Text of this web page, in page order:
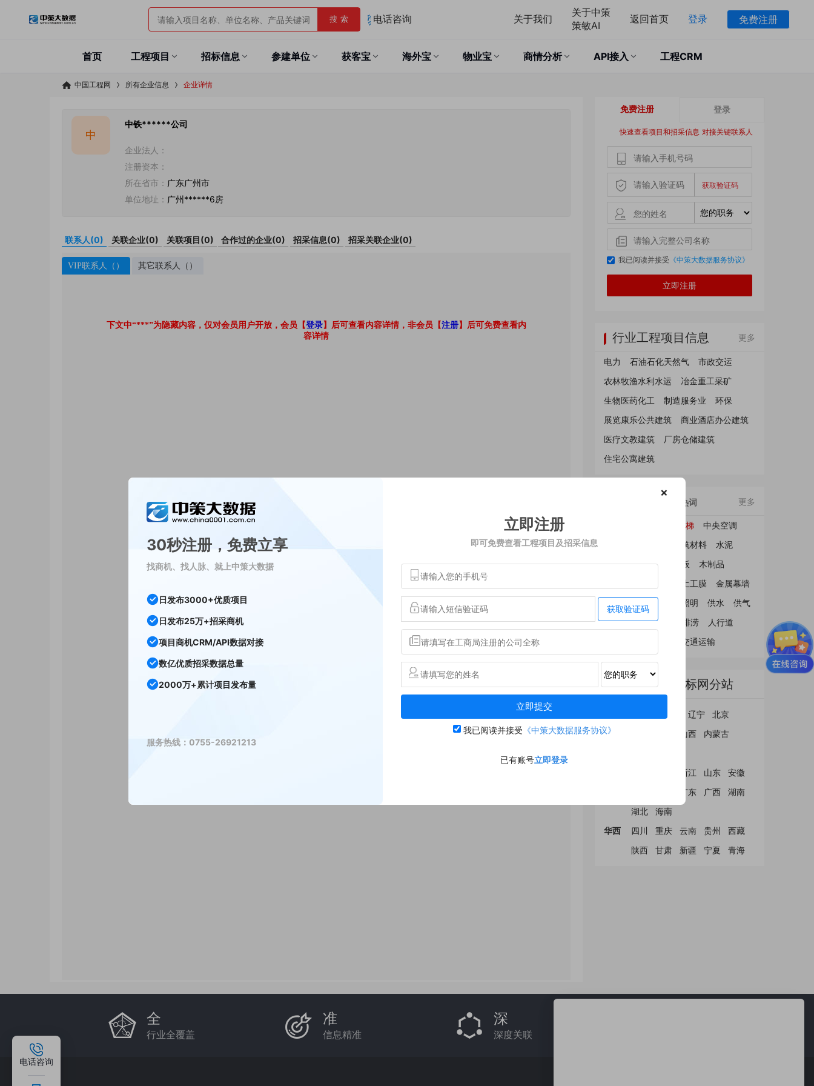
搜 索 电话咨询 关于我们
关于中策
策敏AI
返回首页 登录 免费注册
首页 工程项目 招标信息 参建单位 获客宝 海外宝 物业宝 商情分析 API接入 工程CRM
中国工程网 所有企业信息 企业详情
中
中铁******公司
企业法人：
注册资本：
所在省市： 广东广州市
单位地址： 广州******6房
联系人(0) 关联企业(0) 关联项目(0) 合作过的企业(0) 招采信息(0) 招采关联企业(0)
免费注册 登录
快速查看项目和招采信息 对接关键联系人
我已阅读并接受 《中策大数据服务协议》
立即注册
行业工程项目信息 更多
电力 石油石化天然气
市政交运
农林牧渔水利水运
冶金重工采矿
生物医药化工
制造服务业
环保
展览康乐公共建筑
商业酒店办公建筑
医疗文教建筑
厂房仓储建筑
住宅公寓建筑
采购热词 更多
电梯
中央空调
建筑材料
水泥
竹材
复合材料 盖板
木制品
土工膜
金属幕墙
岩棉板
市政工程 照明 供水
供气
供热
隧道 桥梁 排涝
人行道
交通运输
中策大数据招标网分站
辽宁
北京
山西
内蒙古
浙江 山东
安徽
广东 广西
湖南
湖北
海南
华西
四川 重庆 云南 贵州
西藏
陕西
甘肃 新疆 宁夏 青海
全
行业全覆盖
准
信息精准
深
深度关联
30秒注册，免费立享
找商机、找人脉、就上中策大数据
日发布3000+优质项目
日发布25万+招采商机
项目商机CRM/API数据对接
数亿优质招采数据总量
2000万+累计项目发布量
服务热线：0755-26921213
❌
立即注册
即可免费查看工程项目及招采信息
获取验证码
立即提交
我已阅读并接受 《中策大数据服务协议》
已有账号立即登录
电话咨询